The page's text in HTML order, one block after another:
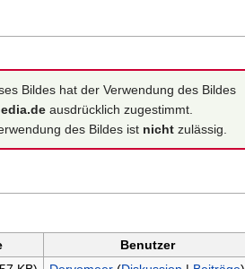
Bildes hat der Verwendung des Bildes
ausdrücklich zugestimmt.
des Bildes ist nichtzulässig.
Benutzer